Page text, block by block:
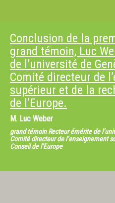
Conclusion de la
grand témoin, Luc
de l’université de
Comité directeur de
supérieur et de la
de l’Europe.
M. Luc Weber
grand témoin Recteur émérite de
Comité directeur de l’enseignement
Conseil de l’Europe